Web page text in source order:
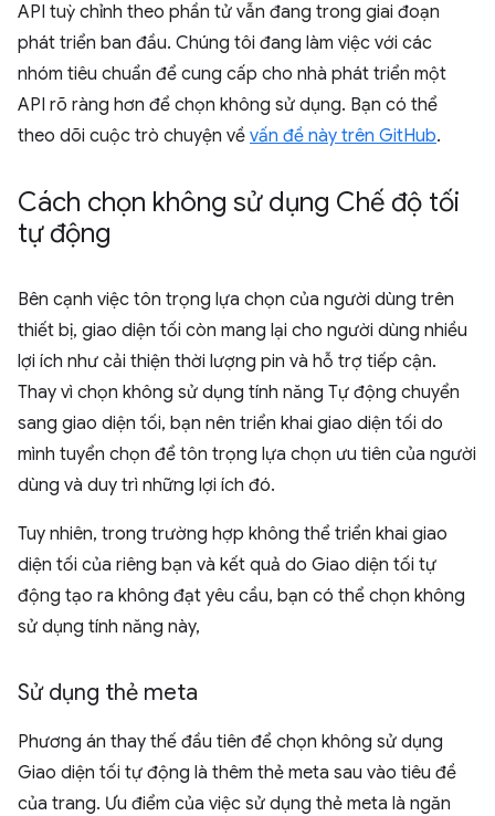
API tuỳ chỉnh theo phần tử vẫn đang trong giai đoạn
phát triển ban đầu. Chúng tôi đang làm việc với các
nhóm tiêu chuẩn để cung cấp cho nhà phát triển một
API rõ ràng hơn để chọn không sử dụng. Bạn có thể
theo dõi cuộc trò chuyện về vấn đề này trên GitHub.
Cách chọn không sử dụng Chế độ tối
tự động
Bên cạnh việc tôn trọng lựa chọn của người dùng trên
thiết bị, giao diện tối còn mang lại cho người dùng nhiều
lợi ích như cải thiện thời lượng pin và hỗ trợ tiếp cận.
Thay vì chọn không sử dụng tính năng Tự động chuyển
sang giao diện tối, bạn nên triển khai giao diện tối do
mình tuyển chọn để tôn trọng lựa chọn ưu tiên của người
dùng và duy trì những lợi ích đó.
Tuy nhiên, trong trường hợp không thể triển khai giao
diện tối của riêng bạn và kết quả do Giao diện tối tự
động tạo ra không đạt yêu cầu, bạn có thể chọn không
sử dụng tính năng này,
Sử dụng thẻ meta
Phương án thay thế đầu tiên để chọn không sử dụng
Giao diện tối tự động là thêm thẻ meta sau vào tiêu đề
của trang. Ưu điểm của việc sử dụng thẻ meta là ngăn